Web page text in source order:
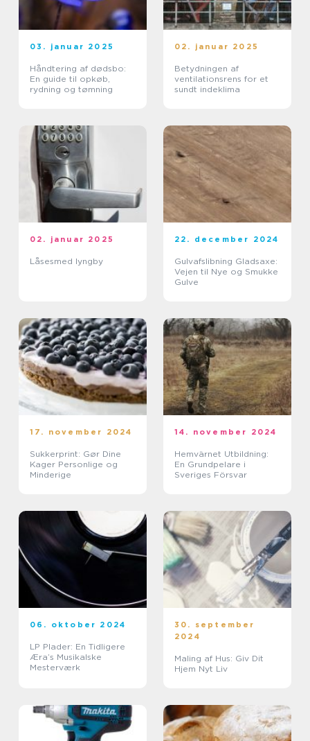
03. januar 2025
Håndtering af dødsbo:
En guide til opkøb,
rydning og tømning
02. januar 2025
Betydningen af
ventilationsrens for et
sundt indeklima
02. januar 2025
Låsesmed lyngby
22. december 2024
Gulvafslibning Gladsaxe:
Vejen til Nye og Smukke
Gulve
17. november 2024
Sukkerprint: Gør Dine
Kager Personlige og
Minderige
14. november 2024
Hemvärnet Utbildning:
En Grundpelare i
Sveriges Försvar
06. oktober 2024
LP Plader: En Tidligere
Æra’s Musikalske
Mesterværk
30. september
2024
Maling af Hus: Giv Dit
Hjem Nyt Liv